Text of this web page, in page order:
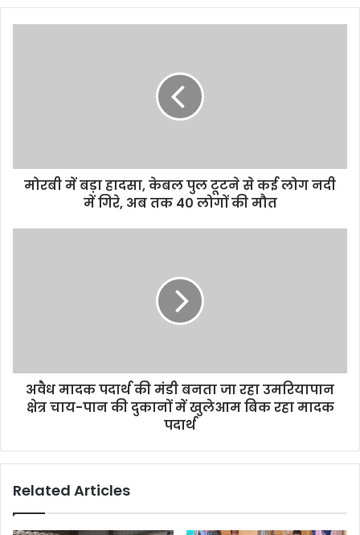
मोरबी में बड़ा हादसा, केबल पुल टूटने से कई लोग नदी
में गिरे, अब तक 40 लोगों की मौत
अवैध मादक पदार्थ की मंडी बनता जा रहा उमरियापान
क्षेत्र चाय-पान की दुकानों में खुलेआम बिक रहा मादक
पदार्थ
Related Articles